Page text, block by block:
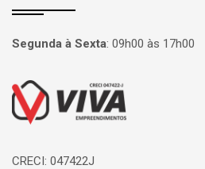
Segunda à Sexta: 09h00 às 17h00
Página inicial
CRECI: 047422J